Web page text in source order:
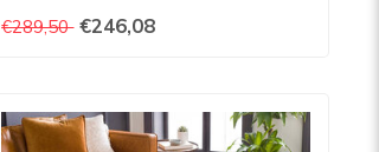
€289,50 €246,08